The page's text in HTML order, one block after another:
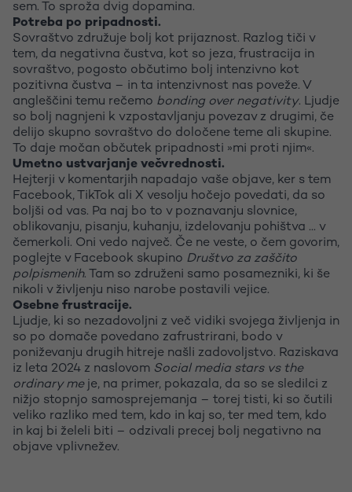
sem. To sproža dvig dopamina.
Potreba po pripadnosti.
Sovraštvo združuje bolj kot prijaznost. Razlog tiči v
tem, da negativna čustva, kot so jeza, frustracija in
sovraštvo, pogosto občutimo bolj intenzivno kot
pozitivna čustva – in ta intenzivnost nas poveže. V
angleščini temu rečemo bonding over negativity. Ljudje
so bolj nagnjeni k vzpostavljanju povezav z drugimi, če
delijo skupno sovraštvo do določene teme ali skupine.
To daje močan občutek pripadnosti »mi proti njim«.
Umetno ustvarjanje večvrednosti.
Hejterji v komentarjih napadajo vaše objave, ker s tem
Facebook, TikTok ali X vesolju hočejo povedati, da so
boljši od vas. Pa naj bo to v poznavanju slovnice,
oblikovanju, pisanju, kuhanju, izdelovanju pohištva ... v
čemerkoli. Oni vedo največ. Če ne veste, o čem govorim,
poglejte v Facebook skupino Društvo za zaščito
polpismenih. Tam so združeni samo posamezniki, ki še
nikoli v življenju niso narobe postavili vejice.
Osebne frustracije.
Ljudje, ki so nezadovoljni z več vidiki svojega življenja in
so po domače povedano zafrustrirani, bodo v
poniževanju drugih hitreje našli zadovoljstvo. Raziskava
iz leta 2024 z naslovom Social media stars vs the
ordinary meje, na primer, pokazala, da so se sledilci z
nižjo stopnjo samosprejemanja – torej tisti, ki so čutili
veliko razliko med tem, kdo in kaj so, ter med tem, kdo
in kaj bi želeli biti – odzivali precej bolj negativno na
objave vplivnežev.